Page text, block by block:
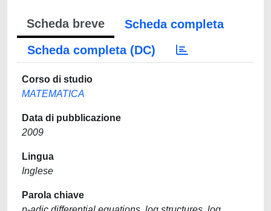
Scheda breve
Scheda completa
Scheda completa (DC)
Corso di studio
MATEMATICA
Data di pubblicazione
2009
Lingua
Inglese
Parola chiave